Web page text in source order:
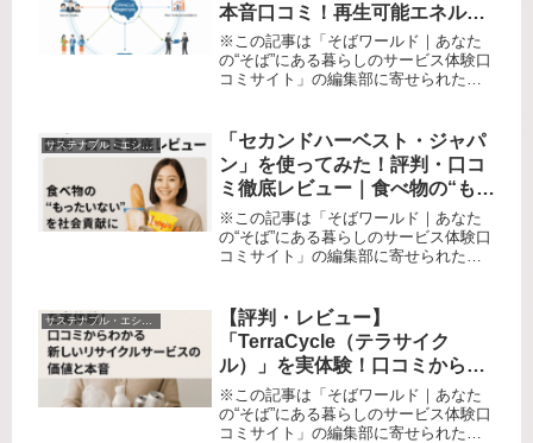
本音口コミ！再生可能エネルギ
ーの新たな選択肢、その価値と
課題を徹底解説
※この記事は「そばワールド｜あなた
の“そば”にある暮らしのサービス体験口
コミサイト」の編集部に寄せられた各
込んで“どんな電気”を選ぶか考えたこと
はありますか？今や電力自由化...
サステナブル・エシカル系
「セカンドハーベスト・ジャパ
ン」を使ってみた！評判・口コ
ミ徹底レビュー｜食べ物の“もっ
たいない”を社会貢献に変えるサ
ービス体験
※この記事は「そばワールド｜あなた
の“そば”にある暮らしのサービス体験口
コミサイト」の編集部に寄せられた各
「食品ロスの現状を知って、自分にも
何かできることがないか考えている...
サステナブル・エシカル系
【評判・レビュー】
「TerraCycle（テラサイク
ル）」を実体験！口コミからわ
かる新しいリサイクルサービス
の価値と本音
※この記事は「そばワールド｜あなた
の“そば”にある暮らしのサービス体験口
コミサイト」の編集部に寄せられた各